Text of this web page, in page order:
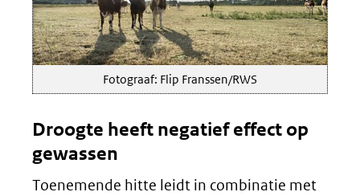
Fotograaf: Flip Franssen/RWS
Droogte heeft negatief effect op
gewassen
Toenemende hitte leidt in combinatie met